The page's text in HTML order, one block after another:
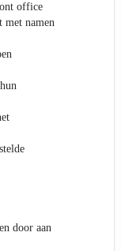
office
met namen
door aan